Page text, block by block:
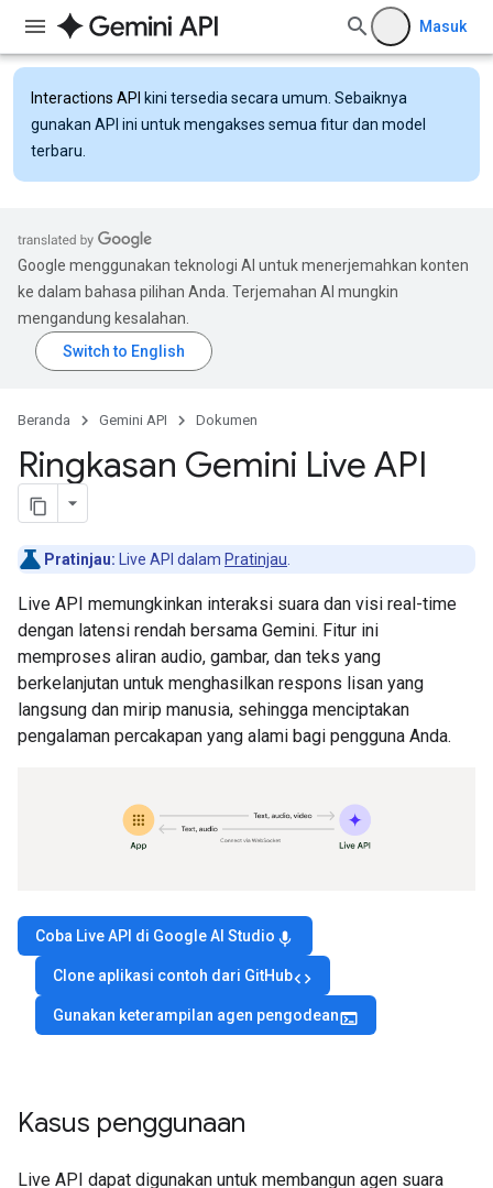
Masuk
Interactions API kini tersedia secara umum. Sebaiknya
gunakan API ini untuk mengakses semua fitur dan model
terbaru.
Google menggunakan teknologi AI untuk menerjemahkan konten
ke dalam bahasa pilihan Anda. Terjemahan AI mungkin
mengandung kesalahan.
Beranda Gemini API Dokumen
Ringkasan Gemini Live API
Pratinjau: Live API dalam Pratinjau
Live API memungkinkan interaksi suara dan visi real-time
dengan latensi rendah bersama Gemini. Fitur ini
memproses aliran audio, gambar, dan teks yang
berkelanjutan untuk menghasilkan respons lisan yang
langsung dan mirip manusia, sehingga menciptakan
pengalaman percakapan yang alami bagi pengguna Anda.
Coba Live API di Google AI Studio mic
Clone aplikasi contoh dari GitHubcode
Gunakan keterampilan agen pengodeanterminal
Kasus penggunaan
Live API dapat digunakan untuk membangun agen suara